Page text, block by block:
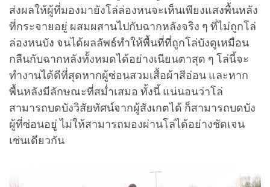
ส่งผลให้ผู้ที่มองมายังโล่ล่องหนจะเห็นเพียงแสงพื้นหลัง
ที่กระจายอยู่ ผสมผสานไปกับฉากหลังจริง ๆ ที่ไม่ถูกโล่
ล่องหนบัง จนได้ผลลัพธ์ทำให้พื้นที่ที่ถูกโล่บังดูเหมือน
กลืนกับฉากหลังทั้งหมดได้อย่างเนียนตาสุด ๆ โล่นี้จะ
ทำงานได้ดีที่สุดหากผู้ซ่อนสวมเสื้อผ้าสีอ่อน และหาก
พื้นหลังมีลักษณะที่สม่ำเสมอ ทั้งนี้ แน่นอนว่าโล่
สามารถบดบังวิสัยทัศน์จากผู้สังเกตได้ ก็สามารถบดบัง
ผู้ที่ซ่อนอยู่ ไม่ให้สามารถมองผ่านโล่ได้อย่างชัดเจน
เช่นเดียวกัน